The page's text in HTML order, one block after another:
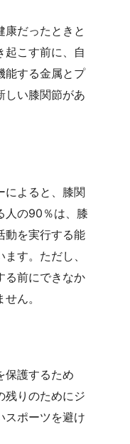
康だったときと
起こす前に、自
能する金属とプ
しい膝関節があ
によると、膝関
人の90％は、膝
動を実行する能
す。ただし、
る前にできなか
ん。
保護するため
残りのためにジ
スポーツを避け